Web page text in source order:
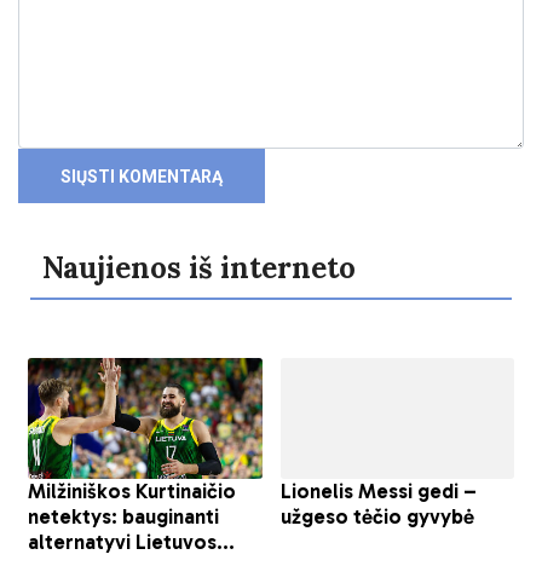
Naujienos iš interneto